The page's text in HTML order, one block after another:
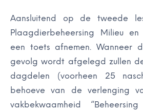
Aansluitend op de tweede
Plaagdierbeheersing Milieu en
een toets afnemen. Wanneer
gevolg wordt afgelegd zullen
dagdelen (voorheen 25
behoeve van de verlenging
vakbekwaamheid